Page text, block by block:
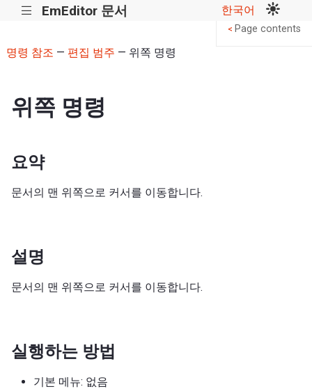
||| EmEditor 문서 한국어
명령 참조 — 편집 범주 — 위쪽 명령
위쪽 명령
요약
문서의 맨 위쪽으로 커서를 이동합니다.
설명
문서의 맨 위쪽으로 커서를 이동합니다.
실행하는 방법
기본 메뉴: 없음
< Page contents